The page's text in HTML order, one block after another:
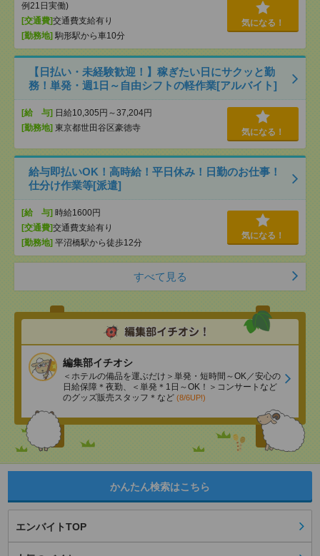
例21日実働)
[交通費]交通費支給有り
[勤務地] 駒形駅から車10分
気になる！
【日払い・未経験歓迎！】稼ぎたい日にサクッと勤
務！単発・週1日～自由シフトの軽作業[アルバイト]
[給 与] 日給10,305円～37,204円
[勤務地] 東京都世田谷区豪徳寺 気になる！
給与即払いOK！高時給！平日休み！日勤のお仕事！
仕分け作業等[派遣]
[給 与] 時給1600円
[交通費]交通費支給有り
[勤務地] 平沼橋駅から徒歩12分
気になる！
すべて見る
編集部イチオシ
＜ホテルの備品を運ぶだけ＞単発・短時間～OK／安心の
日給保障＊夜勤、＜単発＊1日～OK！＞コンサートなど
のグッズ販売スタッフ＊など (8/6UP!)
かんたん検索はこちら
エンバイトTOP